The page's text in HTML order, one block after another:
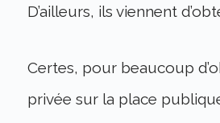
D’ailleurs, ils viennent
Certes, pour beaucoup
privée sur la place